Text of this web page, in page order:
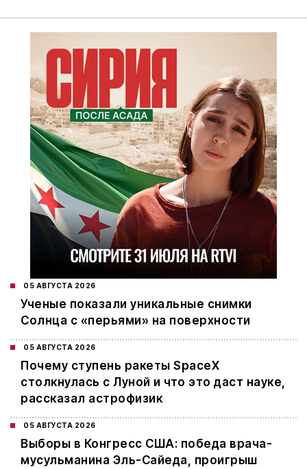
05 АВГУСТА 2026
Ученые показали уникальные снимки
Солнца с «перьями» на поверхности
05 АВГУСТА 2026
Почему ступень ракеты SpaceX
столкнулась с Луной и что это даст науке,
рассказал астрофизик
05 АВГУСТА 2026
Выборы в Конгресс США: победа врача-
мусульманина Эль-Сайеда, проигрыш